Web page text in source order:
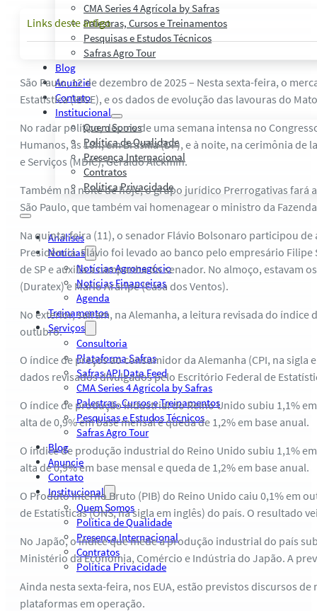
CMA Series 4 Agrícola by Safras
Palestras, Cursos e Treinamentos
Pesquisas e Estudos Técnicos
Safras Agro Tour
Blog
Anuncie
Contato
Institucional
Quem Somos
Política de Qualidade
Presença Internacional
Contratos
Política Privacidade
Análises
Notícias
Notícias Agronegócio
Notícias Financeiras
Agenda
Treinamentos
Serviços
Consultoria
Plataforma Safras
Safras API Data Feed
CMA Series 4 Agrícola by Safras
Palestras, Cursos e Treinamentos
Pesquisas e Estudos Técnicos
Safras Agro Tour
Blog
Anuncie
Contato
Institucional
Quem Somos
Política de Qualidade
Presença Internacional
Contratos
Política Privacidade
Links deste artigo
São Paulo, 12 de dezembro de 2025 – Nesta sexta-feira, o
Estatística (IBGE), e os dados de evolução das lavouras do
No radar político, depois de uma semana intensa no
Humanos, às 10h, em Brasília (DF), e à noite, na cerimônia
e Serviços (MDIC), Geraldo Alckmin.
Também na noite de hoje, o grupo jurídico Prerrogativas fará
São Paulo, que também vai homenagear o ministro da
Na quinta-feira (11), o senador Flávio Bolsonaro participou
Presidência. Flávio foi levado ao banco pelo empresário
de SP e auxilia a campanha do senador. No almoço, estavam
(Duratex) e Mario Araripe (Casa dos Ventos).
No exterior, saíram, na Alemanha, a leitura revisada do
outubro.
O índice de preços ao consumidor da Alemanha (CPI, na
dados revisados divulgados pelo Escritório Federal de
O índice de produção industrial do Reino Unido subiu 1,1%
alta de 0,9% em base mensal e queda de 1,2% em base anual.
O índice de produção industrial do Reino Unido subiu 1,1%
alta de 0,9% em base mensal e queda de 1,2% em base anual.
O Produto Interno Bruto (PIB) do Reino Unido caiu 0,1% em
de Estatísticas (ONS, na sigla em inglês) do país. O resultado
No Japão, o índice que mede a produção industrial do país
Ministério da Economia, Comércio e Indústria do Japão. A
Ainda nesta sexta-feira, nos EUA, estão previstos discursos
plataformas em operação.